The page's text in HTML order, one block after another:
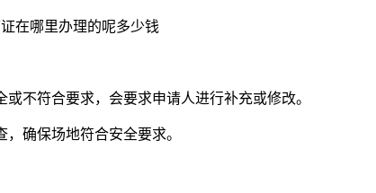
不符合要求，会要求申请人进行补充或修改。
确保场地符合安全要求。